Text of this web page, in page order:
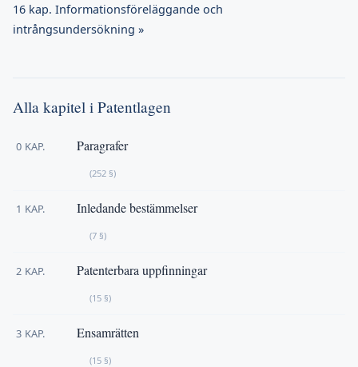
16 kap. Informationsföreläggande och
intrångsundersökning »
Alla kapitel i Patentlagen
0 KAP. Paragrafer
(252 §)
1 KAP. Inledande bestämmelser
(7 §)
2 KAP. Patenterbara uppfinningar
(15 §)
3 KAP. Ensamrätten
(15 §)